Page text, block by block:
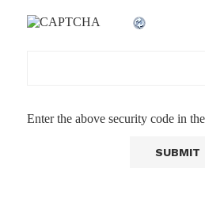
Enter the above security code in